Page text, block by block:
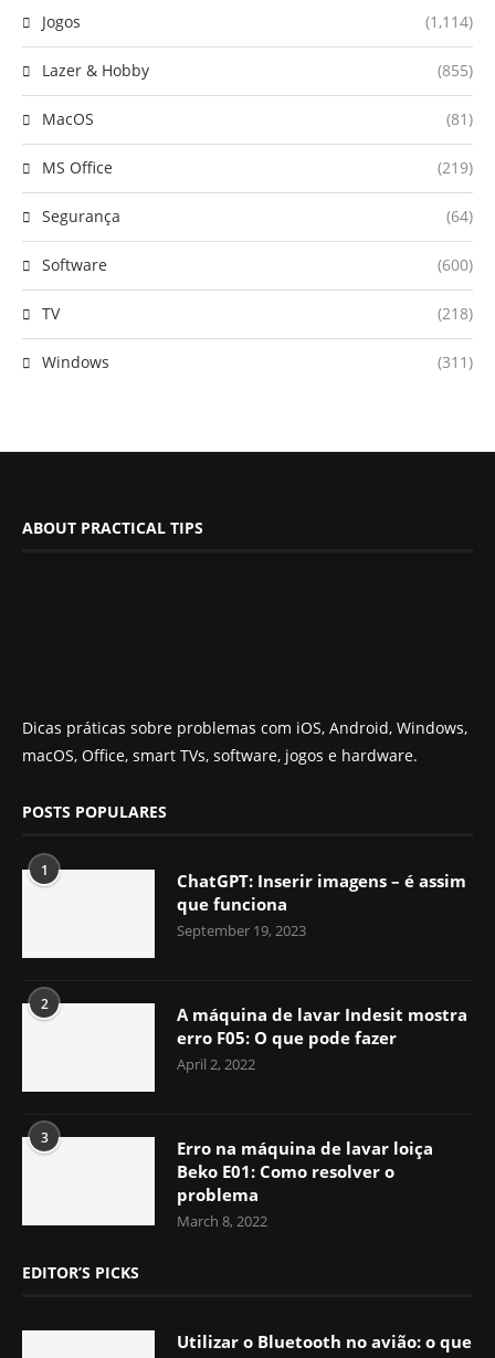
Jogos (1,114)
Lazer & Hobby (855)
MacOS (81)
MS Office (219)
Segurança (64)
Software (600)
TV (218)
Windows (311)
ABOUT PRACTICAL TIPS
Dicas práticas sobre problemas com iOS, Android, Windows,
macOS, Office, smart TVs, software, jogos e hardware.
POSTS POPULARES
1
ChatGPT: Inserir imagens – é assim
que funciona
September 19, 2023
2
A máquina de lavar Indesit mostra
erro F05: O que pode fazer
April 2, 2022
3
Erro na máquina de lavar loiça
Beko E01: Como resolver o
problema
March 8, 2022
EDITOR’S PICKS
Utilizar o Bluetooth no avião: o que